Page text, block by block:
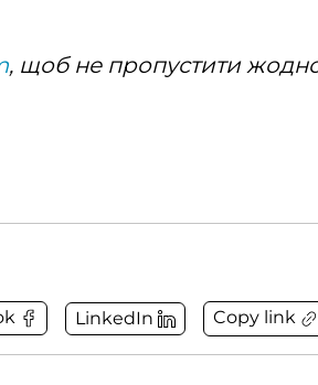
, щоб не пропустити
LinkedIn Copy link